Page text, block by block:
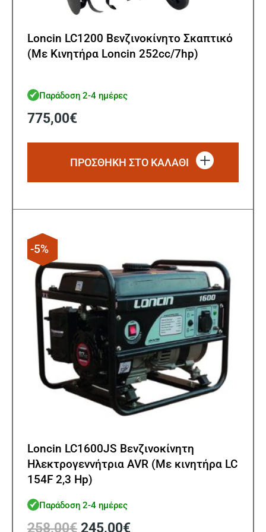
Loncin LC1200 Βενζινοκίνητο Σκαπτικό
(Με Κινητήρα Loncin 252cc/7hp)
Παράδοση 2-4 ημέρες
775,00€
ΠΡΟΣΘΗΚΗ ΣΤΟ ΚΑΛΑΘΙ
-5%
Loncin LC1600JS Βενζινοκίνητη
Ηλεκτρογεννήτρια AVR (Με κινητήρα LC
154F 2,3 Hp)
Παράδοση 2-4 ημέρες
258,00€ Original
245,00€Η